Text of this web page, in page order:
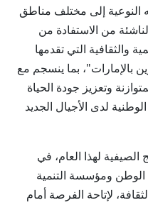
إلى مختلف مناطق
من الاستفادة من
والثقافية التي تقدمها
بالإمارات"، بما ينسجم مع
وتعزيز جودة الحياة
لدى الأجيال الجديد
الصيفية لهذا العام، في
الوطن ومؤسسة التنمية
لإتاحة الفرصة أمام